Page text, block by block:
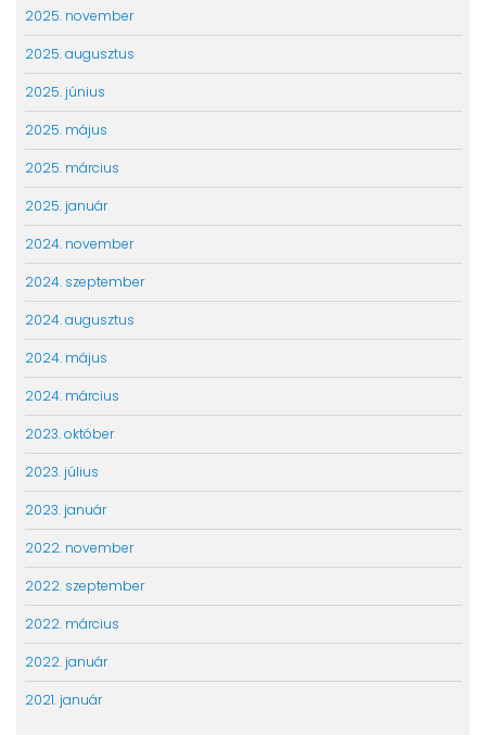
2025. november
2025. augusztus
2025. június
2025. május
2025. március
2025. január
2024. november
2024. szeptember
2024. augusztus
2024. május
2024. március
2023. október
2023. július
2023. január
2022. november
2022. szeptember
2022. március
2022. január
2021. január